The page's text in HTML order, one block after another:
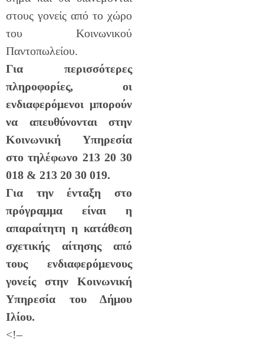
στους γονείς από το χώρο
του Κοινωνικού
Παντοπωλείου.
Για περισσότερες
πληροφορίες, οι
ενδιαφερόμενοι μπορούν
να απευθύνονται στην
Κοινωνική Υπηρεσία
στο τηλέφωνο 213 20 30
018 & 213 20 30 019.
Για την ένταξη στο
πρόγραμμα είναι η
απαραίτητη η κατάθεση
σχετικής αίτησης από
τους ενδιαφερόμενους
γονείς στην Κοινωνική
Υπηρεσία του Δήμου
Ιλίου.
<!–